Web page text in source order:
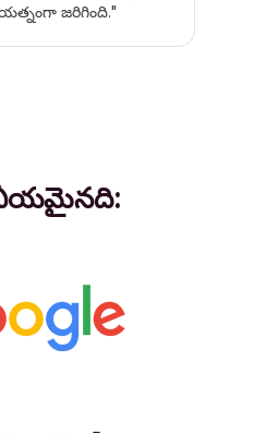
జరిగింది."